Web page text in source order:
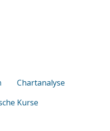
Chartanalyse
Kurse